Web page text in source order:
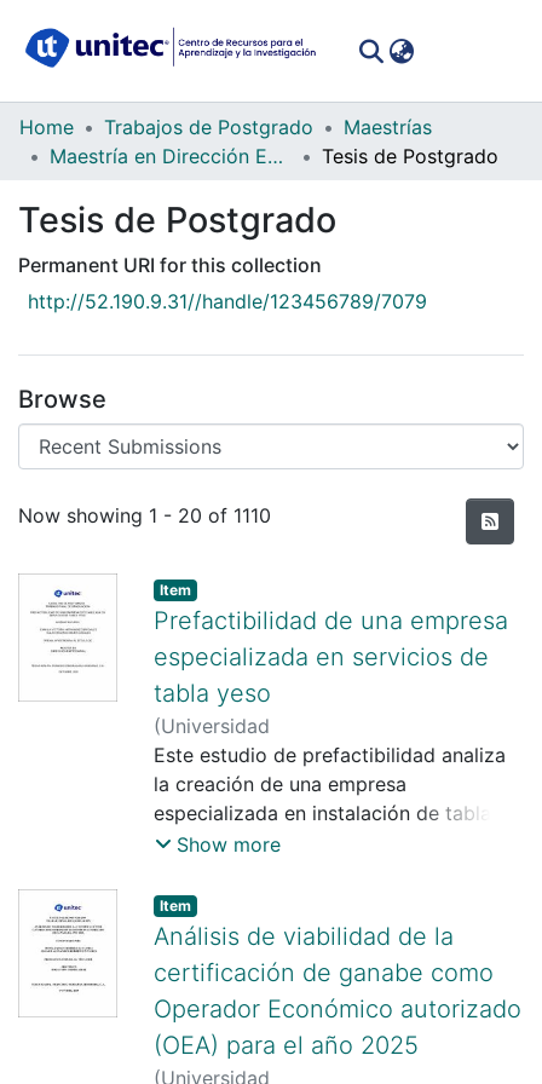
Communities
All of DSpace
Statistics
Home Trabajos de Postgrado
Maestrías
Maestría en Dirección Empresarial
Tesis de Postgrado
Tesis de Postgrado
Permanent URI for this collection
http://52.190.9.31//handle/123456789/7079
Browse
Recent Submissions
Now showing 1 - 20 of 1110
Item
Prefactibilidad de una empresa
especializada en servicios de
tabla yeso
(Universidad
TecnológicaCentroamericana UNITEC,
2026-05-30)Camila Victoria
Hernández Bardales;Allan Ricardo Mejía
Canales;Mario Alberto Gallo Sandoval
Este estudio de prefactibilidad analiza
la creación de una empresa
especializada en instalación de tabla
yeso en Tegucigalpa, con el propósito
comercial y financiera. El análisis de
mercado, mediante encuestas y
entrevistas, confirmó una demanda
creciente en proyectos comerciales,
residenciales verticales y de oficinas,
siendo los servicios más utilizados la
instalación de paredes, cielos y detalles
Show more
Item
Análisis de viabilidad de la
certificación de ganabe como
Operador Económico autorizado
(OEA) para el año 2025
(Universidad